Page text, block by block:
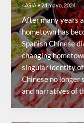
4ASIA•24 mayo, 2024
After many years
hometown has
Spanish Chinese
changing
singular identity of
Chinese no
and narratives of